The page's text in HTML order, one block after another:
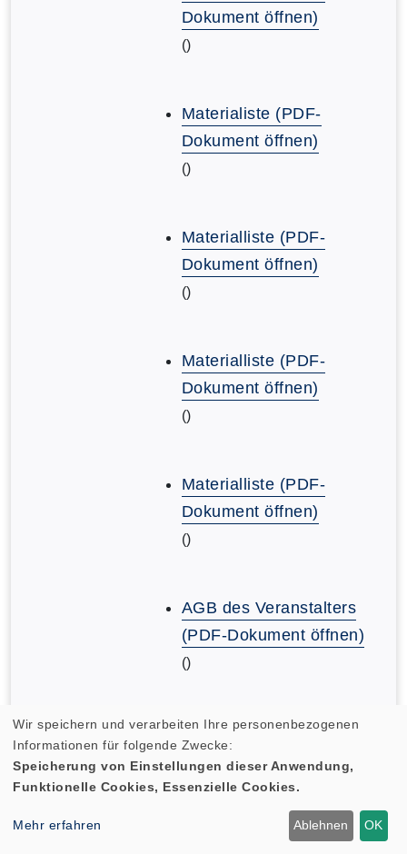
Dokument öffnen)
()
Materialiste (PDF-
Dokument öffnen)
()
Materialliste (PDF-
Dokument öffnen)
()
Materialliste (PDF-
Dokument öffnen)
()
Materialliste (PDF-
Dokument öffnen)
()
AGB des Veranstalters
(PDF-Dokument öffnen)
()
AGB des Veranstalters
(PDF-Dokument öffnen)
()
Wir speichern und verarbeiten Ihre personenbezogenen
Informationen für folgende Zwecke:
Speicherung von Einstellungen dieser Anwendung,
Funktionelle Cookies, Essenzielle Cookies.
Mehr erfahren Ablehnen OK